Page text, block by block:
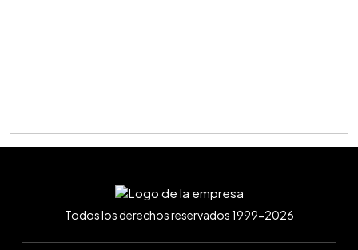
Todos los derechos reservados 1999-2026